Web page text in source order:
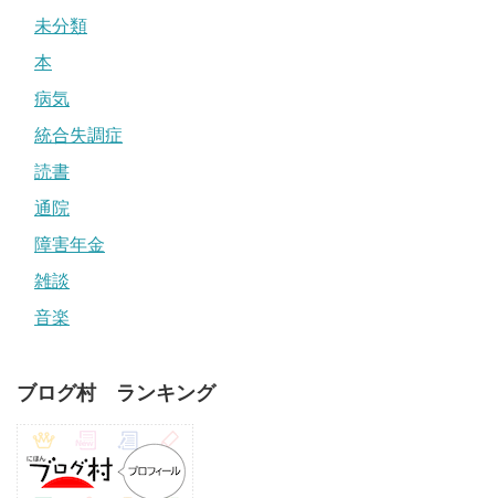
未分類
本
病気
統合失調症
読書
通院
障害年金
雑談
音楽
ブログ村 ランキング